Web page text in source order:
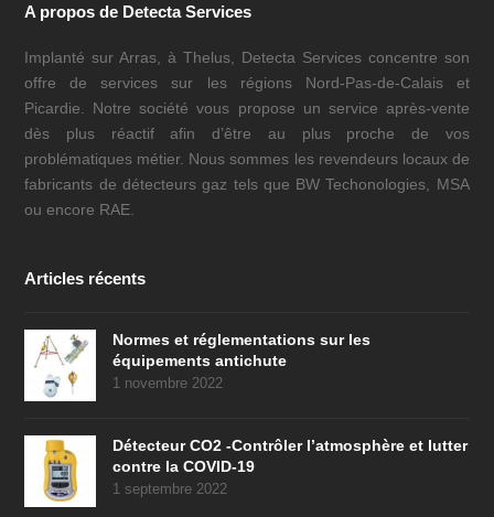
A propos de Detecta Services
Implanté sur Arras, à Thelus, Detecta Services concentre son
offre de services sur les régions Nord-Pas-de-Calais et
Picardie. Notre société vous propose un service après-vente
dès plus réactif afin d’être au plus proche de vos
problématiques métier. Nous sommes les revendeurs locaux de
fabricants de détecteurs gaz tels que BW Techonologies, MSA
ou encore RAE.
Articles récents
Normes et réglementations sur les
équipements antichute
1 novembre 2022
Détecteur CO2 -Contrôler l’atmosphère et lutter
contre la COVID-19
1 septembre 2022